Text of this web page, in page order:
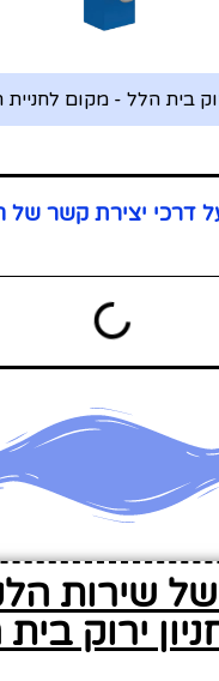
בית הלל - מקום
דרכי יצירת קשר של
של שירות
ירוק